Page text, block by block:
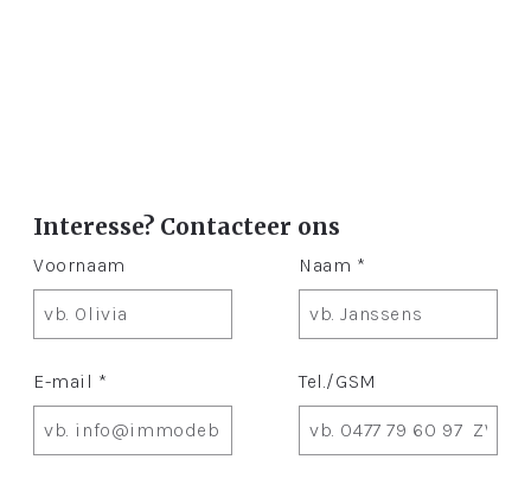
Interesse? Contacteer ons
Voornaam Naam *
E-mail * Tel./GSM